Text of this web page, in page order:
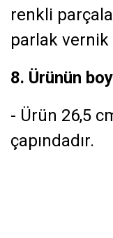
renkli
parlak vernik
8. Ürünün
- Ürün 26,5
çapındadır.